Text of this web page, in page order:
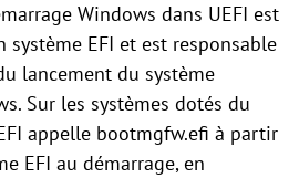
Windows dans UEFI est
EFI et est responsable
lancement du système
Sur les systèmes dotés du
appelle bootmgfw.efi à partir
EFI au démarrage, en